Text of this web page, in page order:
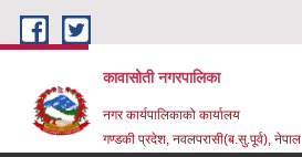
Skip to main content
कावासोती नगरपालिका
नगर कार्यपालिकाको कार्यालय
गण्डकी प्रदेश, नवलपरासी(ब.सु.पूर्व), नेपाल